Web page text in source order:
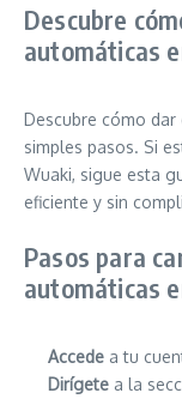
Descubre
automáticas
Descubre cómo dar
simples pasos. Si
Wuaki, sigue esta
eficiente y sin
Pasos para
automáticas
Accede a tu
Dirígete a la